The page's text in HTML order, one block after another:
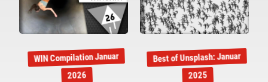
WIN Compilation Januar
2026
Best of Unsplash: Januar
2025